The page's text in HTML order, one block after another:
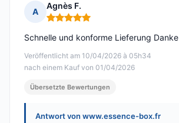
A
Agnès F.
Hinweis: 5 von 5
Veröffentlicht am 10/04/2026 à 05h34
nach einem Kauf von 01/04/2026
Schnelle und konforme Lieferung Danke
Übersetzte Bewertungen
Antwort von www.essence-box.fr